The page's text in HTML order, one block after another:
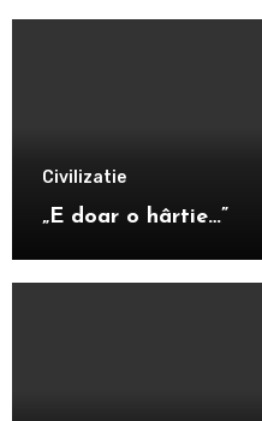
Civilizatie
„E doar o hârtie…”